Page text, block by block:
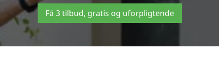
Få 3 tilbud, gratis og uforpligtende